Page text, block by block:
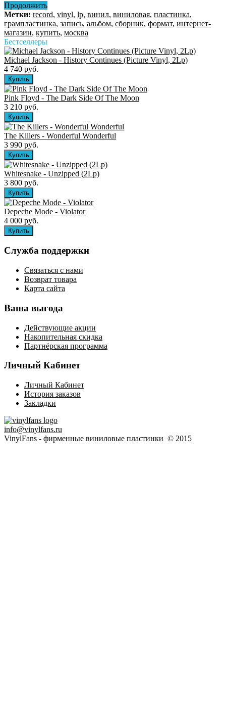
Продолжить
Метки: record, vinyl, lp, винил, виниловая, пластинка,
грампластинка, запись, альбом, сборник, формат, интернет-
магазин, купить, москва
Бестселлеры
Michael Jackson - History Continues (Picture Vinyl, 2Lp)
4 740 руб.
Pink Floyd - The Dark Side Of The Moon
3 210 руб.
The Killers ‎- Wonderful Wonderful
3 990 руб.
Whitesnake - Unzipped (2Lp)
3 800 руб.
Depeche Mode - Violator
4 000 руб.
Служба поддержки
Связаться с нами
Возврат товара
Карта сайта
Ваша выгода
Действующие акции
Накопительная скидка
Партнёрская программа
Личный Кабинет
Личный Кабинет
История заказов
Закладки
info@vinylfans.ru
VinylFans - фирменные виниловые пластинки © 2015